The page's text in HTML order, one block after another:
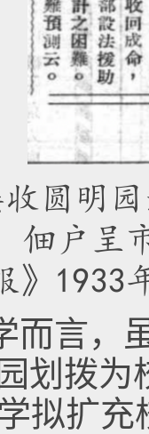
收圆明
佃户呈
》1933
而言，
划拨为
拟扩